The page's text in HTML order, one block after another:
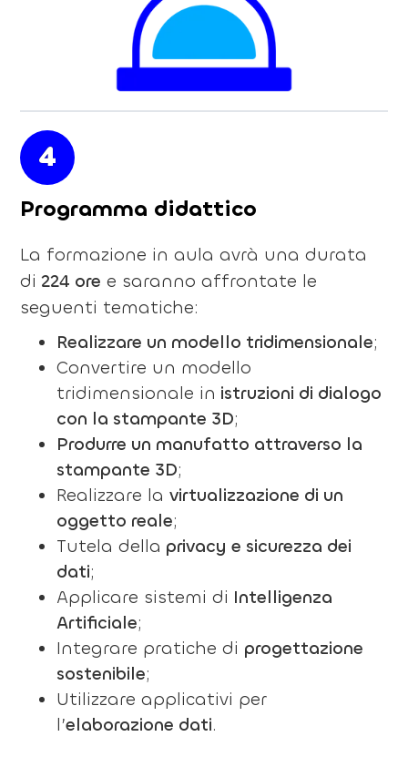
4
Programma didattico
La formazione in aula avrà una durata
di 224 ore e saranno affrontate le
seguenti tematiche:
Realizzare un modello tridimensionale;
Convertire un modello
tridimensionale in istruzioni di dialogo
con la stampante 3D;
Produrre un manufatto attraverso la
stampante 3D;
Realizzare la virtualizzazione di un
oggetto reale;
Tutela della privacy e sicurezza dei
dati;
Applicare sistemi di Intelligenza
Artificiale;
Integrare pratiche di progettazione
sostenibile;
Utilizzare applicativi per
l’elaborazione dati.